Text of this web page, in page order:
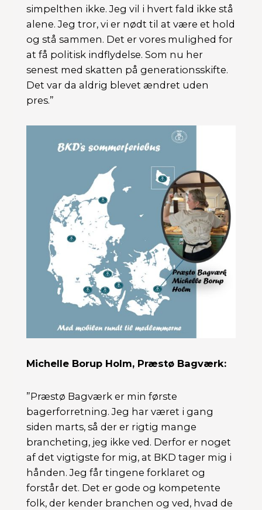
simpelthen ikke. Jeg vil i hvert fald ikke stå
alene. Jeg tror, vi er nødt til at være et hold
og stå sammen. Det er vores mulighed for
at få politisk indflydelse. Som nu her
senest med skatten på generationsskifte.
Det var da aldrig blevet ændret uden
pres.”
Michelle Borup Holm, Præstø Bagværk:
”Præstø Bagværk er min første
bagerforretning. Jeg har været i gang
siden marts, så der er rigtig mange
brancheting, jeg ikke ved. Derfor er noget
af det vigtigste for mig, at BKD tager mig i
hånden. Jeg får tingene forklaret og
forstår det. Det er gode og kompetente
folk, der kender branchen og ved, hvad de